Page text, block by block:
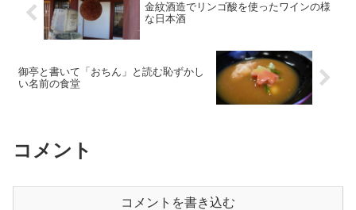
金紋酒造でリンゴ酸を使ったワインの様
な日本酒
御亭と書いて「おちん」と読む恥ずかし
い名前の食堂
コメント
コメントを書き込む